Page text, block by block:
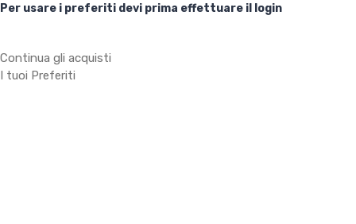
Per usare i preferiti devi prima effettuare il login
Continua gli acquisti
I tuoi Preferiti